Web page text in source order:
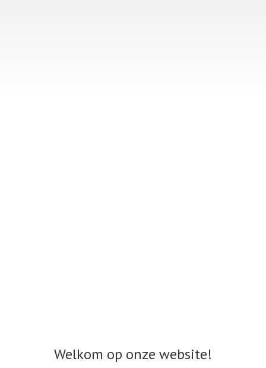
Welkom op onze website!